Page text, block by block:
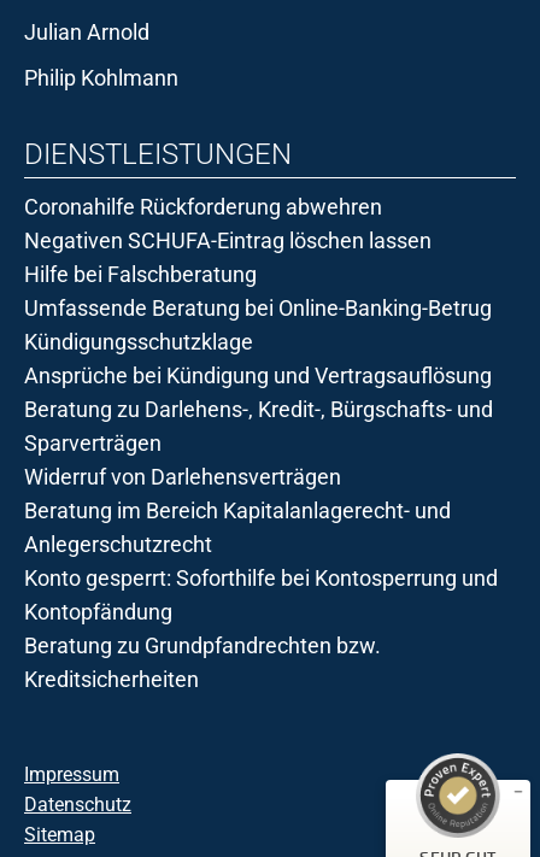
Julian Arnold
Philip Kohlmann
DIENSTLEISTUNGEN
Coronahilfe Rückforderung abwehren
Negativen SCHUFA-Eintrag löschen lassen
Hilfe bei Falschberatung
Umfassende Beratung bei Online-Banking-Betrug
Kündigungsschutzklage
Ansprüche bei Kündigung und Vertragsauflösung
Beratung zu Darlehens-, Kredit-, Bürgschafts- und
Sparverträgen
Widerruf von Darlehensverträgen
Beratung im Bereich Kapitalanlagerecht- und
Anlegerschutzrecht
Konto gesperrt: Soforthilfe bei Kontosperrung und
Kontopfändung
Beratung zu Grundpfandrechten bzw.
Kreditsicherheiten
Impressum
Datenschutz
Sitemap
Kanzlei Dr. Araujo Kurth
123
Bewertungen von